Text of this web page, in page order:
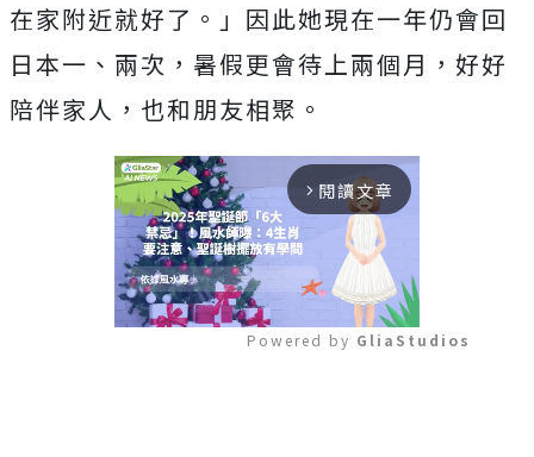
在家附近就好了。」因此她現在一年仍會回
日本一、兩次，暑假更會待上兩個月，好好
陪伴家人，也和朋友相聚。
arrow_forward_ios 閱讀文章
Powered by GliaStudios